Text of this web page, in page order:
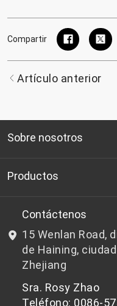
Compartir
Artículo anterior
Sobre nosotros
Quienes somos
I+D
Noticias y Eventos
política de
Productos
Chips de PET
Chips de PET que
Contáctenos
15 Wenlan Road,
de Haining,
Zhejiang
Sra. Rosy Zhao
Teléfono: 0086-